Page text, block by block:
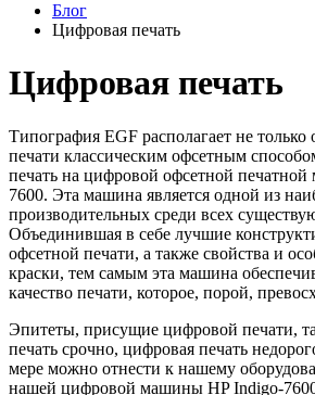
Блог
Цифровая печать
Цифровая печать
Типография EGF располагает не только
печати классическим офсетным
печать на цифровой офсетной
7600. Эта машина является одной из
производительных среди всех
Объединившая в себе лучшие
офсетной печати, а также свойства и
краски, тем самым эта машина
качество печати, которое, порой,
Эпитеты, присущие цифровой печати,
печать срочно, цифровая печать
мере можно отнести к нашему
нашей цифровой машины HP Indigo-7600